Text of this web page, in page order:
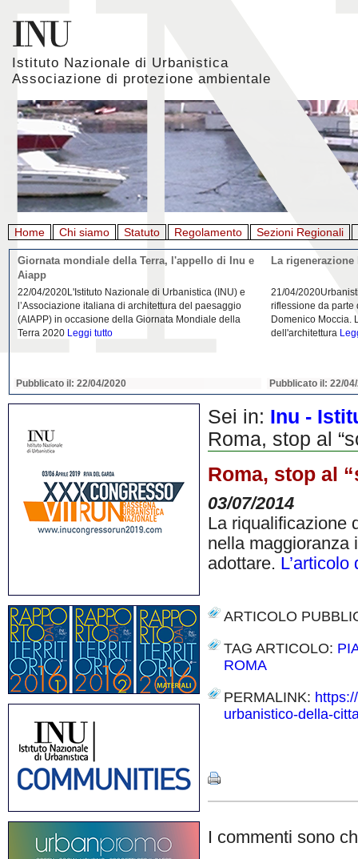
Istituto Nazionale di Urbanistica
Associazione di protezione ambientale
Home Chi siamo Statuto Regolamento Sezioni Regionali
Giornata mondiale della Terra, l'appello di Inu e
Aiapp
22/04/2020L'Istituto Nazionale di Urbanistica (INU) e
l’Associazione italiana di architettura del paesaggio
(AIAPP) in occasione della Giornata Mondiale della
Terra 2020 Leggi tutto
Pubblicato il: 22/04/2020
La
21/04/
riflessione da parte
Domenico Moccia.
dell'architettura
Pubblicato il: 22/
Sei in: Inu -
Roma, stop al
Roma, stop al
03/07/2014
La riqualificazione
nella maggioranza
adottare.
ARTICOLO
TAG ARTICOLO:
ROMA
PERMALINK:
urbanistico-della-
I commenti sono